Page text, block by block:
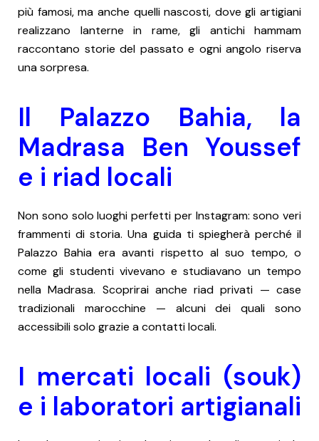
più famosi, ma anche quelli nascosti, dove gli artigiani
realizzano lanterne in rame, gli antichi hammam
raccontano storie del passato e ogni angolo riserva
una sorpresa.
Il Palazzo Bahia, la
Madrasa Ben Youssef
e i riad locali
Non sono solo luoghi perfetti per Instagram: sono veri
frammenti di storia. Una guida ti spiegherà perché il
Palazzo Bahia era avanti rispetto al suo tempo, o
come gli studenti vivevano e studiavano un tempo
nella Madrasa. Scoprirai anche riad privati — case
tradizionali marocchine — alcuni dei quali sono
accessibili solo grazie a contatti locali.
I mercati locali (souk)
e i laboratori artigianali